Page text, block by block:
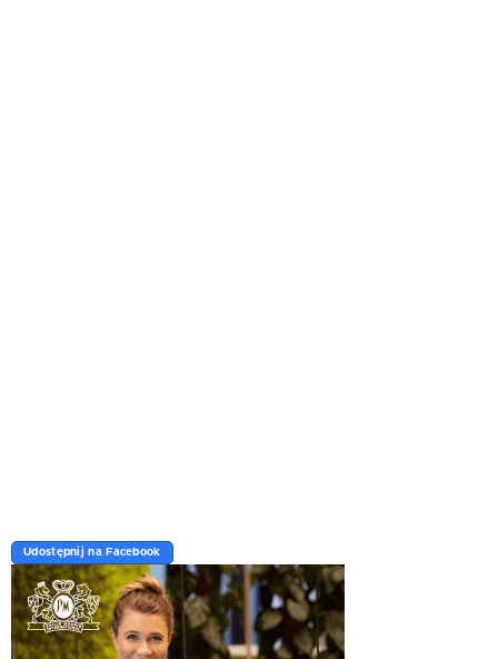
Udostępnij na Facebook